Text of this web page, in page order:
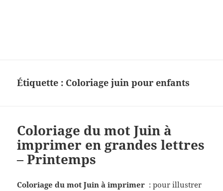
devinettes, pour enfants.
Étiquette : Coloriage juin pour enfants
Coloriage du mot Juin à
imprimer en grandes lettres
– Printemps
Coloriage du mot Juin à imprimer : pour illustrer